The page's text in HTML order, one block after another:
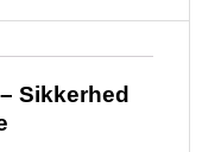
Sikkerhed